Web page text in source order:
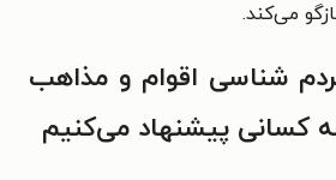
می‌کند.
شناسی اقوام و مذاهب
کسانی پیشنهاد می‌کنیم